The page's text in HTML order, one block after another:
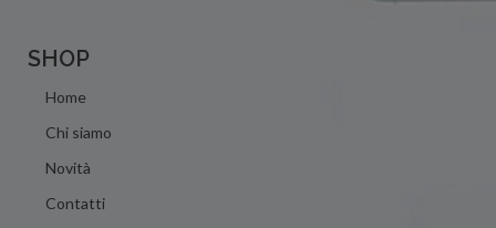
SHOP
Home
Chi siamo
Novità
Contatti